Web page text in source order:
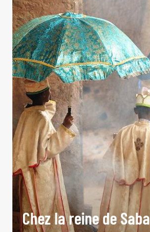
Chez la reine de Saba